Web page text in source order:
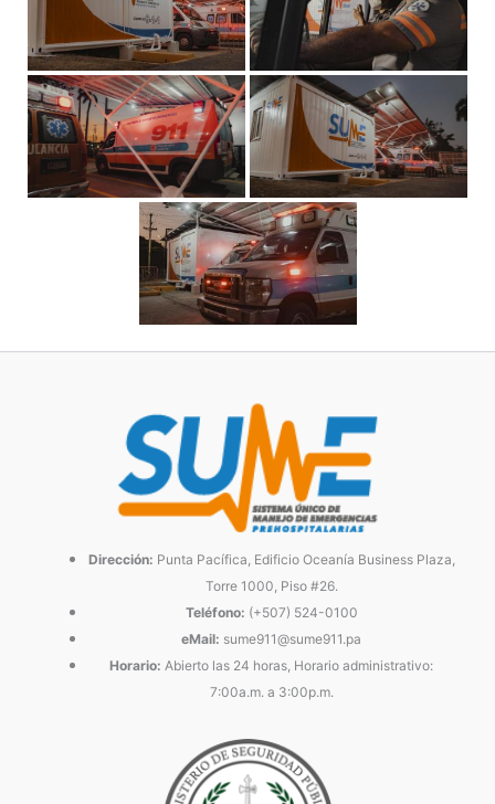
Dirección: Punta Pacífica, Edificio Oceanía Business Plaza,
Torre 1000, Piso #26.
Teléfono: (+507) 524-0100
eMail: sume911@sume911.pa
Horario: Abierto las 24 horas, Horario administrativo:
7:00a.m. a 3:00p.m.